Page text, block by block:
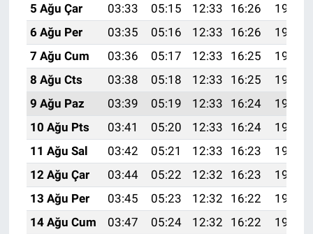
5 Ağu Çar
03:33 05:15 12:33 16:26
19:42
6 Ağu Per
03:35 05:16 12:33 16:26
19:40
7 Ağu Cum
03:36 05:17 12:33 16:25
19:39
8 Ağu Cts
03:38 05:18 12:33 16:25
19:38
9 Ağu Paz
03:39 05:19 12:33 16:24
19:37
10 Ağu Pts
03:41 05:20 12:33 16:24
19:36
11 Ağu Sal
03:42 05:21 12:33 16:23
19:34
12 Ağu Çar
03:44 05:22 12:32 16:23
19:33
13 Ağu Per
03:45 05:23 12:32 16:22
19:32
14 Ağu Cum
03:47 05:24 12:32 16:22
19:30